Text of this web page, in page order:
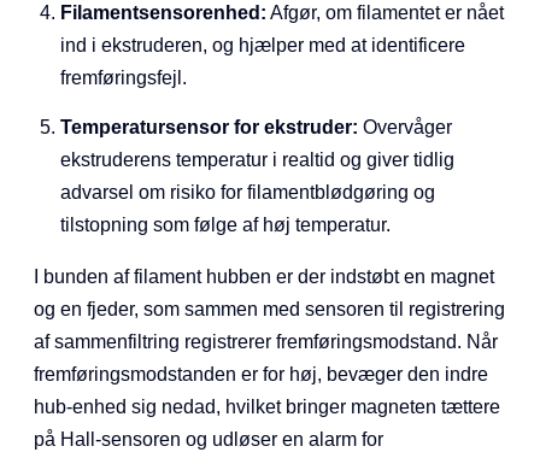
Filamentsensorenhed: Afgør, om filamentet er nået
ind i ekstruderen, og hjælper med at identificere
fremføringsfejl.
Temperatursensor for ekstruder: Overvåger
ekstruderens temperatur i realtid og giver tidlig
advarsel om risiko for filamentblødgøring og
tilstopning som følge af høj temperatur.
I bunden af filament hubben er der indstøbt en magnet
og en fjeder, som sammen med sensoren til registrering
af sammenfiltring registrerer fremføringsmodstand. Når
fremføringsmodstanden er for høj, bevæger den indre
hub-enhed sig nedad, hvilket bringer magneten tættere
på Hall-sensoren og udløser en alarm for